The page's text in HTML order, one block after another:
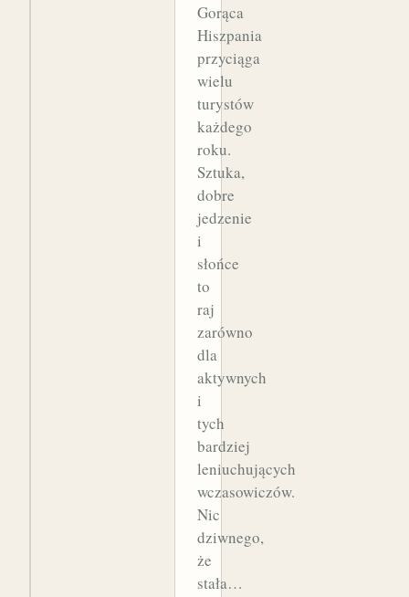
Gorąca
Hiszpania
przyciąga
wielu
turystów
każdego
roku.
Sztuka,
dobre
jedzenie
i
słońce
to
raj
zarówno
dla
aktywnych
i
tych
bardziej
leniuchujących
wczasowiczów.
Nic
dziwnego,
że
stała…